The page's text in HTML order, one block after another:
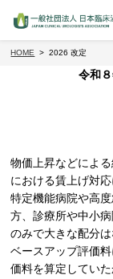
HOME 2026 改定
令和
物価上昇などによ
における賃上げ対
特定機能病院や高
方、診療所や中小
のみで大きな配分は
ベースアップ評価
価料を算定してい